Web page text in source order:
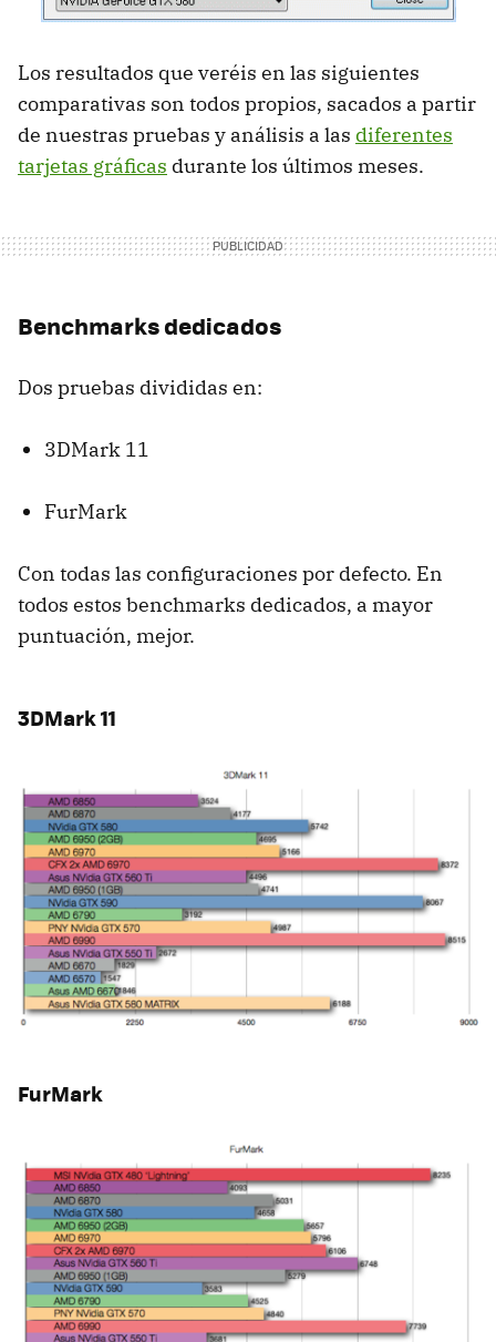
Los resultados que veréis en las siguientes
comparativas son todos propios, sacados a partir
de nuestras pruebas y análisis a las diferentes
tarjetas gráficas durante los últimos meses.
Benchmarks dedicados
Dos pruebas divididas en:
3DMark 11
FurMark
Con todas las configuraciones por defecto. En
todos estos benchmarks dedicados, a mayor
puntuación, mejor.
3DMark 11
FurMark